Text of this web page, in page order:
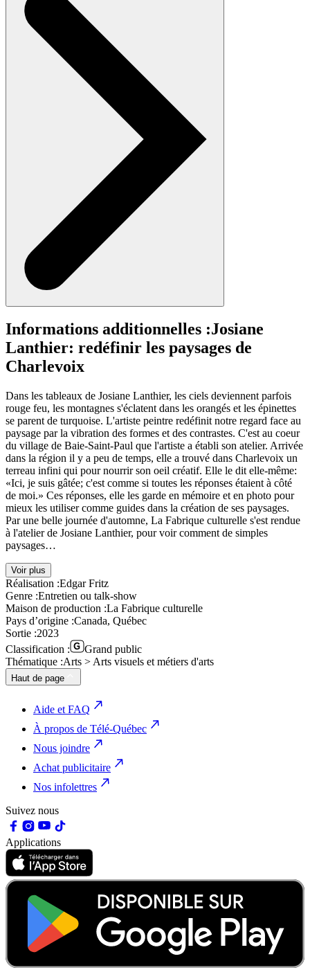
Informations additionnelles :Josiane
Lanthier: redéfinir les paysages de
Charlevoix
Dans les tableaux de Josiane Lanthier, les ciels deviennent parfois
rouge feu, les montagnes s'éclatent dans les orangés et les épinettes
se parent de turquoise. L'artiste peintre redéfinit notre regard face au
paysage par la vibration des formes et des contrastes. C'est au coeur
du village de Baie-Saint-Paul que l'artiste a établi son atelier. Arrivée
dans la région il y a peu de temps, elle a trouvé dans Charlevoix un
terreau infini qui pour nourrir son oeil créatif. Elle le dit elle-même:
«Ici, je suis gâtée; c'est comme si toutes les réponses étaient à côté
de moi.» Ces réponses, elle les garde en mémoire et en photo pour
mieux les utiliser comme guides dans la création de ses paysages.
Par une belle journée d'automne, La Fabrique culturelle s'est rendue
à l'atelier de Josiane Lanthier, pour voir comment de simples
paysages…
Voir plus
Réalisation :Edgar Fritz
Genre :Entretien ou talk-show
Maison de production :La Fabrique culturelle
Pays d’origine :Canada, Québec
Sortie :2023
Classification :
Grand public
Thématique :Arts > Arts visuels et métiers d'arts
Haut de page
Aide et FAQ
À propos de Télé-Québec
Nous joindre
Achat publicitaire
Nos infolettres
Suivez nous
Applications